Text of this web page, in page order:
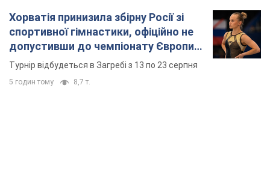
Хорватія принизила збірну Росії зі
спортивної гімнастики, офіційно не
допустивши до чемпіонату Європи
основних спортсменів
Турнір відбудеться в Загребі з 13 по 23 серпня
5 годин тому 8,7 т.